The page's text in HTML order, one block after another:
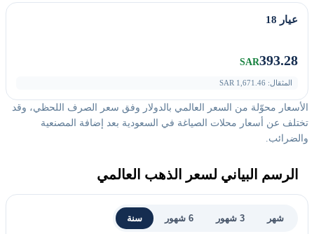
عيار 18
393.28
SAR
المثقال: 1,671.46
الأسعار محوّلة من السعر العالمي بالدولار وفق سعر الصرف اللحظي، وقد
تختلف عن أسعار محلات الصياغة في السعودية بعد إضافة المصنعية
والضرائب.
الرسم البياني لسعر الذهب العالمي
شهر 3 شهور 6 شهور سنة